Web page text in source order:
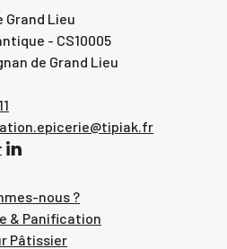
Grand Lieu
- CS10005
de Grand Lieu
nous ?
& Panification
Pâtissier